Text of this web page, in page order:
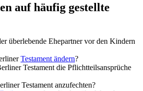
auf häufig gestellte
überlebende Ehepartner vor den Kindern
Testament ändern?
Testament die Pflichtteilsansprüche
Testament anzufechten?